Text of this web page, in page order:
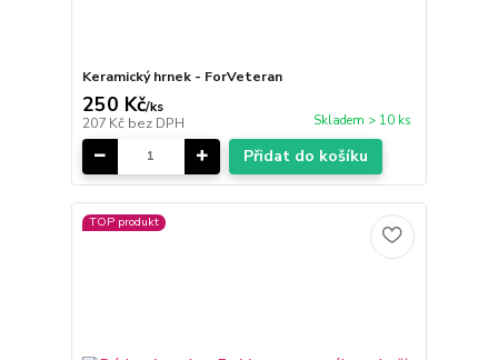
Keramický hrnek - ForVeteran
250 Kč/ks
207 Kč bez DPH Skladem > 10 ks
Přidat do košíku
TOP produkt